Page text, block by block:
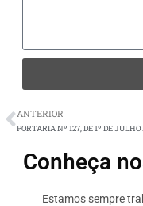
ANTERIOR
PORTARIA Nº 127, DE 1º DE JULHO
Conheça
Estamos sempre